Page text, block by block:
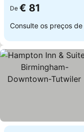
De € 81
Consulte os preços de